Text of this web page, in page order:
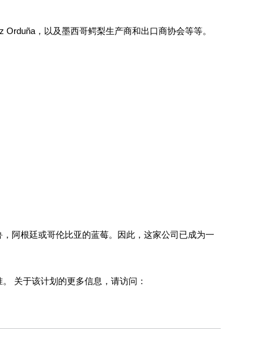
，以及墨西哥鳄梨生产商和出口商协会等等。
阿根廷或哥伦比亚的蓝莓。因此，这家公司已成为一
关于该计划的更多信息，请访问：